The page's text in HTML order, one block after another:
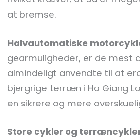
at bremse.
Halvautomatiske
gearmuligheder, er de mest
almindeligt anvendte til at
bjergrige terræn i Ha Giang
en sikrere og mere
Store cykler og